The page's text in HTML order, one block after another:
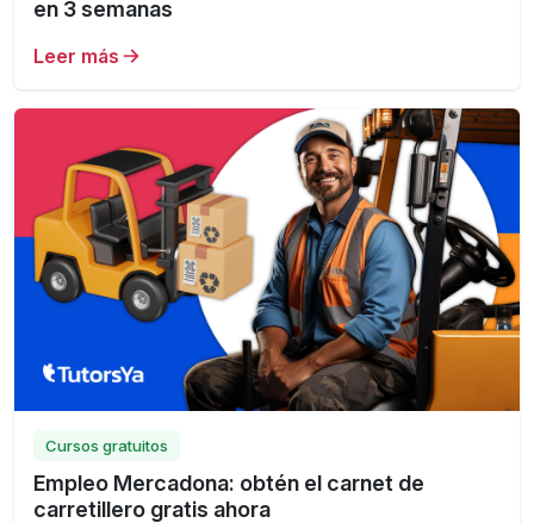
en 3 semanas
Leer más
Cursos gratuitos
Empleo Mercadona: obtén el carnet de
carretillero gratis ahora